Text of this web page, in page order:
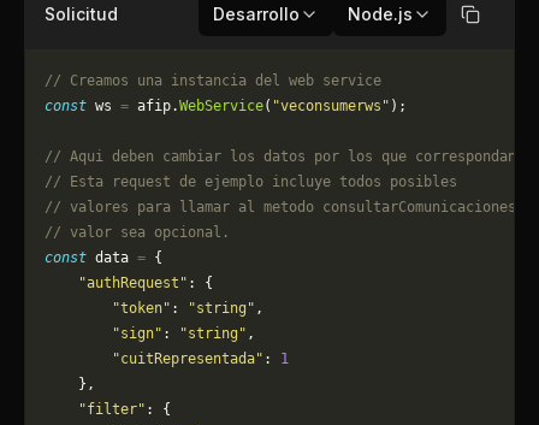
Solicitud Desarrollo Node.js Copiar
// Creamos una instancia del web service
const ws = afip.WebService( "veconsumerws" );
// Aqui deben cambiar los datos por los que correspondan.
// Esta request de ejemplo incluye todos posibles
// valores para llamar al metodo consultarComunicaciones,
// valor sea opcional.
const data = {
    "authRequest"
: {
        "token"
: "string" ,
        "sign"
: "string" ,
        "cuitRepresentada"
: 1
    },
    "filter"
: {